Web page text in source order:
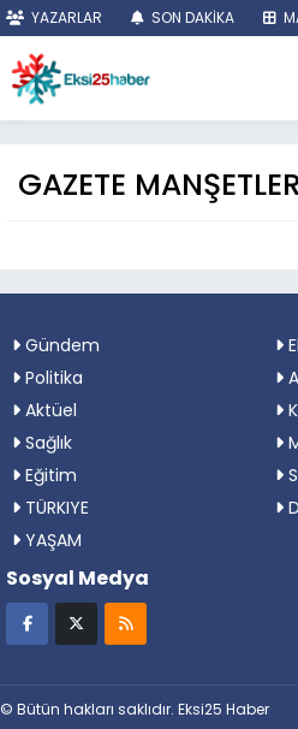
YAZARLAR SON DAKİKA
GAZETE
Gündem
Politika
Aktüel
Sağlık
Eğitim
TÜRKIYE
YAŞAM
Sosyal Medya
© Bütün hakları saklıdır. Eksi25 Haber